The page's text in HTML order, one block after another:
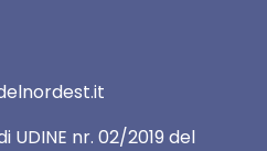
UDINE nr. 02/2019 del